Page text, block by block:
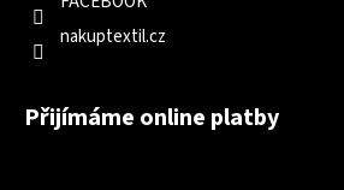
nakuptextil.cz
Přijímáme online platby